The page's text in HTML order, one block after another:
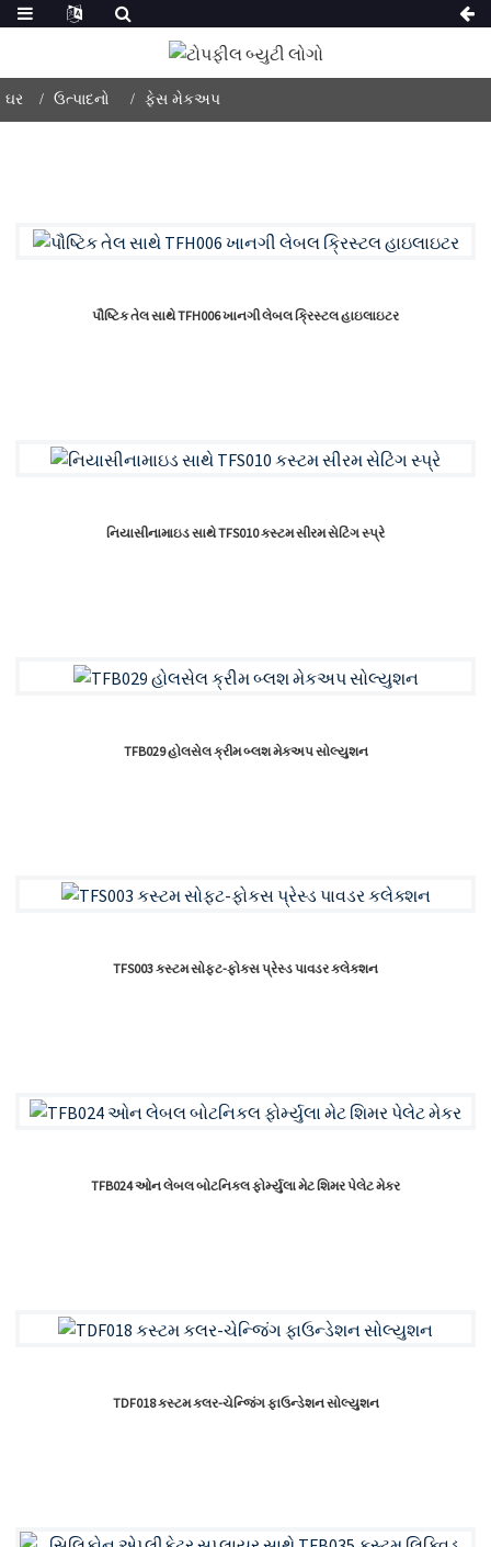
ઘર ઉત્પાદનો ફેસ મેકઅપ
પૌષ્ટિક તેલ સાથે TFH006 ખાનગી લેબલ ક્રિસ્ટલ હાઇલાઇટર
નિયાસીનામાઇડ સાથે TFS010 કસ્ટમ સીરમ સેટિંગ સ્પ્રે
TFB029 હોલસેલ ક્રીમ બ્લશ મેકઅપ સોલ્યુશન
TFS003 કસ્ટમ સોફ્ટ-ફોકસ પ્રેસ્ડ પાવડર કલેક્શન
TFB024 ઓન લેબલ બોટનિકલ ફોર્મ્યુલા મેટ શિમર પેલેટ મેકર
TDF018 કસ્ટમ કલર-ચેન્જિંગ ફાઉન્ડેશન સોલ્યુશન